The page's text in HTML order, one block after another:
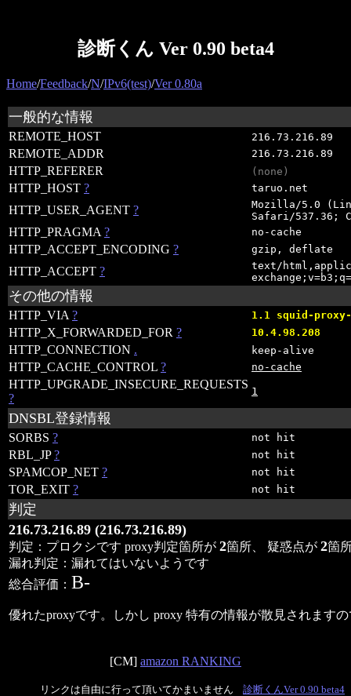
診断くん Ver 0.90 beta4
Home/Feedback/N/IPv6(test)/Ver 0.80a
一般的な情報
REMOTE_HOST 216.73.216.89
REMOTE_ADDR 216.73.216.89
HTTP_REFERER (none)
HTTP_HOST ? taruo.net
HTTP_USER_AGENT ?
Mozilla/5.0
Safari/537.36;
HTTP_PRAGMA ? no-cache
HTTP_ACCEPT_ENCODING ? gzip, deflate
HTTP_ACCEPT ?
text/
その他の情報
HTTP_VIA ? 1.1 squid-
HTTP_X_FORWARDED_FOR ? 10.4.98.208
HTTP_CONNECTION . keep-alive
HTTP_CACHE_CONTROL ? no-cache
HTTP_UPGRADE_INSECURE_REQUESTS
?
1
DNSBL登録情報
SORBS ? not hit
RBL_JP? not hit
SPAMCOP_NET ? not hit
TOR_EXIT ? not hit
判定
216.73.216.89 (216.73.216.89)
判定：プロクシです proxy判定箇所が 2箇所、 疑惑点が 2箇
漏れ判定：漏れてはいないようです
総合評価： B-
優れたproxyです。しかし proxy 特有の情報が散見されます
[CM] amazon RANKING
リンクは自由に行って頂いてかまいません 診断くんVer 0.90 beta4